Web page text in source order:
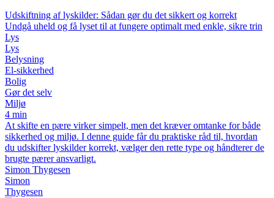
Udskiftning af lyskilder: Sådan gør du det sikkert og korrekt
Undgå uheld og få lyset til at fungere optimalt med enkle, sikre trin
Lys
Lys
Belysning
El-sikkerhed
Bolig
Gør det selv
Miljø
4 min
At skifte en pære virker simpelt, men det kræver omtanke for både
sikkerhed og miljø. I denne guide får du praktiske råd til, hvordan
du udskifter lyskilder korrekt, vælger den rette type og håndterer de
brugte pærer ansvarligt.
Simon Thygesen
Simon
Thygesen